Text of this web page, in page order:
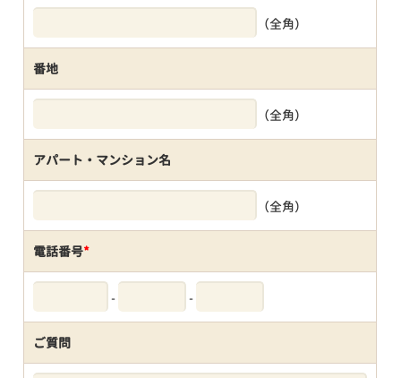
（全角）
番地
（全角）
アパート・マンション名
（全角）
電話番号*
- -
ご質問